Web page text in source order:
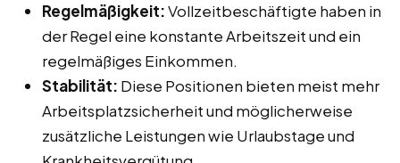
Regelmäßigkeit:Vollzeitbeschäftigte haben in
der Regel eine konstante Arbeitszeit und ein
regelmäßiges Einkommen.
Stabilität: Diese Positionen bieten meist mehr
Arbeitsplatzsicherheit und möglicherweise
zusätzliche Leistungen wie Urlaubstage und